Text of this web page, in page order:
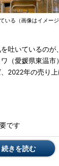
いる（画像はイメー
吐いているのが
（愛媛県東温市
2022年の売り
です
続きを読む